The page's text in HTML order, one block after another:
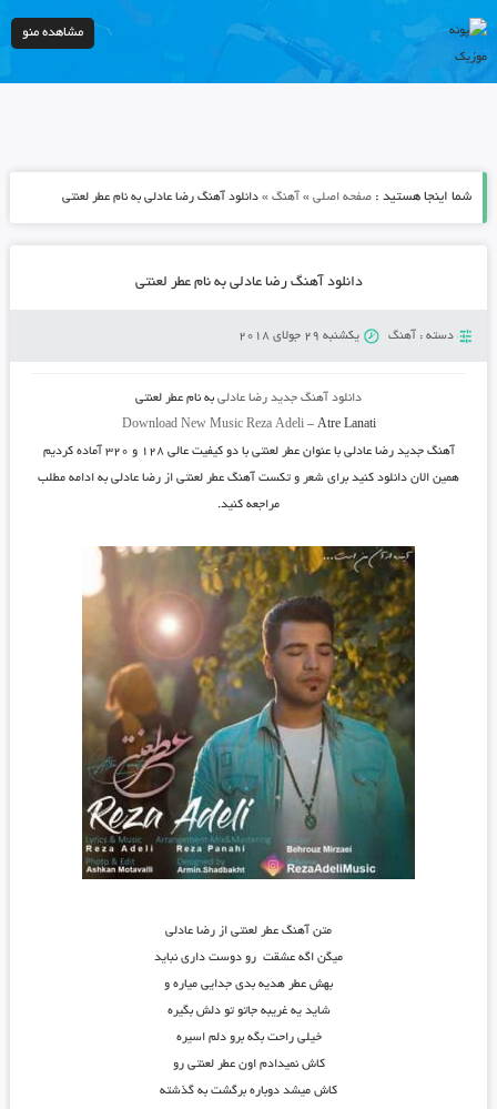
مشاهده منو
شما اینجا هستید : صفحه اصلی» آهنگ» دانلود آهنگ رضا عادلی به نام عطر لعنتی
دانلود آهنگ رضا عادلی به نام عطر لعنتی
دسته : آهنگ یکشنبه 29 جولای 2018
دانلود آهنگ جدید رضا عادلیبه نام عطر لعنتی
Download New Music Reza Adeli– Atre Lanati
آهنگ جدیدرضا عادلی با عنوانعطر لعنتی با دو کیفیت عالی ۱۲۸ و ۳۲۰ آماده کردیم
همین الان دانلود کنید برای شعر و تکست آهنگ عطر لعنتی از رضا عادلی به ادامه مطلب
مراجعه کنید.
متن آهنگ عطر لعنتی از رضا عادلی
میگن اگه عشقت رو دوست داری نباید
بهش عطر هدیه بدی جدایی میاره و
شاید یه غریبه جاتو تو دلش بگیره
خیلی راحت بگه برو دلم اسیره
کاش نمیدادم اون عطر لعنتی رو
کاش میشد دوباره برگشت به گذشته